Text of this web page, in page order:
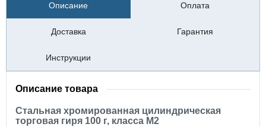
Описание Оплата
Доставка Гарантия
Инструкции
Описание товара
Стальная хромированная цилиндрическая
торговая гиря 100 г, класса М2